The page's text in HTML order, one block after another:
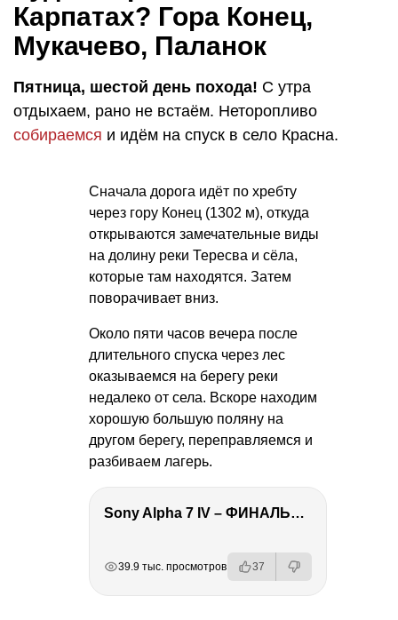
Карпатах? Гора Конец,
Мукачево, Паланок
Пятница, шестой день похода! С утра
отдыхаем, рано не встаём. Неторопливо
собираемся и идём на спуск в село Красна.
Сначала дорога идёт по хребту
через гору Конец (1302 м), откуда
открываются замечательные виды
на долину реки Тересва и сёла,
которые там находятся. Затем
поворачивает вниз.
Около пяти часов вечера после
длительного спуска через лес
оказываемся на берегу реки
недалеко от села. Вскоре находим
хорошую большую поляну на
другом берегу, переправляемся и
разбиваем лагерь.
Sony Alpha 7 IV – ФИНАЛЬНЫЙ ОБЗОР
39.9 тыс. просмотров 37